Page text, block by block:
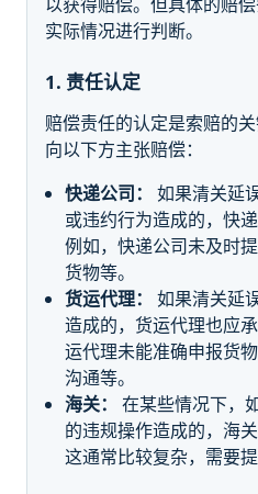
实际情况进行判断。
1. 责任认定
赔偿责任的认定是索赔的
向以下方主张赔偿：
快递公司：
如果清关延
或违约行为造成的，快
例如，快递公司未及时
货物等。
货运代理：
如果清关延
造成的，货运代理也应
运代理未能准确申报货
沟通等。
海关：
在某些情况下，
的违规操作造成的，海
这通常比较复杂，需要